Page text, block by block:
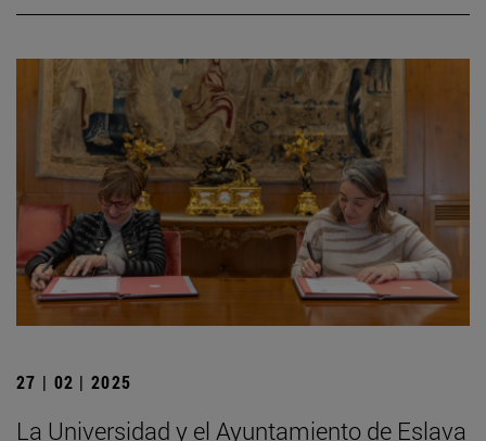
27 | 02 | 2025
La Universidad y el Ayuntamiento de Eslava